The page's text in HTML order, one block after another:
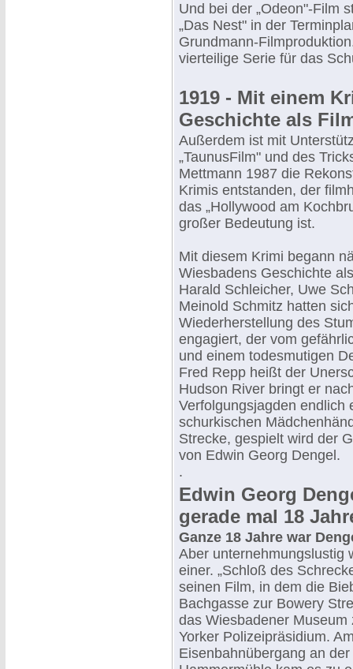
Und bei der „Odeon"-Film
„Das Nest" in der
Grundmann-
vierteilige Serie für das
1919 - Mit einem
Geschichte als
Außerdem ist mit
„TaunusFilm" und des
Mettmann 1987 die
Krimis entstanden, der
das „Hollywood am
großer Bedeutung ist.
Mit diesem Krimi begann
Wiesbadens Geschichte
Harald Schleicher, Uwe
Meinold Schmitz hatten
Wiederherstellung des
engagiert, der vom
und einem todesmutigen
Fred Repp heißt der
Hudson River bringt er
Verfolgungsjagden endlich
schurkischen
Strecke, gespielt wird der
von Edwin Georg Dengel.
.
Edwin Georg
gerade mal 18
Ganze 18 Jahre war
Aber unternehmungslustig
einer. „Schloß des
seinen Film, in dem die
Bachgasse zur Bowery
das Wiesbadener Museum
Yorker Polizeipräsidium.
Eisenbahnübergang an der